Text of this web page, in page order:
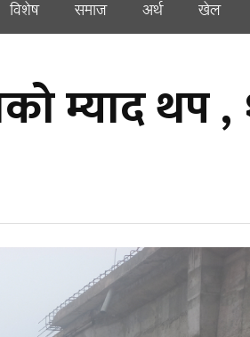
विशेष समाज अर्थ खेल
म्याद थप ,